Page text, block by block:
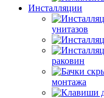
Инсталляции
унитазов
раковин
монтажа